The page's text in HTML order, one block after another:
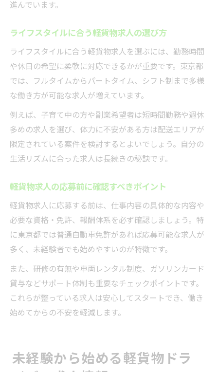
ト
軽貨物求人で無理なく働ける条件とは何か
中高年歓迎の職場で長く働くコツを伝授
軽貨物求人選びで見逃せない福利厚生とは
東京都で長く続けられる中高年向け仕事術
中高年が定着できる軽貨物求人の選び方
軽貨物求人で安定して働くための工夫とは
軽貨物求人でキャリアを築く中高年の事例
進んでいます。
ライフスタイルに合う軽貨物求人の選び方
ライフスタイルに合う軽貨物求人を選ぶには、勤務時間
や休日の希望に柔軟に対応できるかが重要です。東京都
では、フルタイムからパートタイム、シフト制まで多様
な働き方が可能な求人が増えています。
例えば、子育て中の方や副業希望者は短時間勤務や週休
多めの求人を選び、体力に不安がある方は配送エリアが
限定されている案件を検討するとよいでしょう。自分の
生活リズムに合った求人は長続きの秘訣です。
軽貨物求人の応募前に確認すべきポイント
軽貨物求人に応募する前は、仕事内容の具体的な内容や
必要な資格・免許、報酬体系を必ず確認しましょう。特
に東京都では普通自動車免許があれば応募可能な求人が
多く、未経験者でも始めやすいのが特徴です。
また、研修の有無や車両レンタル制度、ガソリンカード
貸与などサポート体制も重要なチェックポイントです。
これらが整っている求人は安心してスタートでき、働き
始めてからの不安を軽減します。
未経験から始める軽貨物ドラ